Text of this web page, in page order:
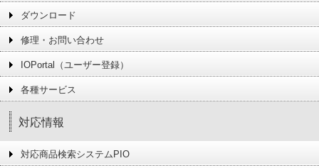
ダウンロード
修理・お問い合わせ
IOPortal（ユーザー登録）
各種サービス
対応情報
対応商品検索システムPIO